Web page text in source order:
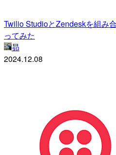
Twilio StudioとZendeskを組み
ってみた
昴
2024.12.08